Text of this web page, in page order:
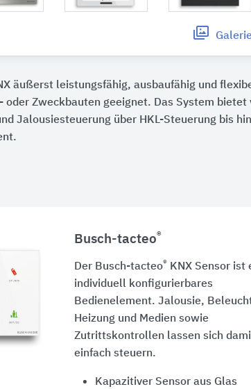
äußerst leistungsfähig, ausbaufähig und
oder Zweckbauten geeignet. Das System bietet
Jalousiesteuerung über HKL-Steuerung bis
Busch-tacteo®
Der Busch-tacteo® KNX Sensor ist
individuell konfigurierbares
Bedienelement. Jalousie,
Heizung und Medien sowie
Zutrittskontrollen lassen sich
einfach steuern.
Kapazitiver Sensor aus Glas